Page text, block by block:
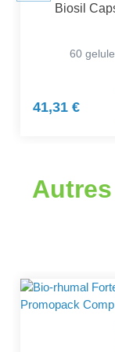
Biosil
60
41,31 €